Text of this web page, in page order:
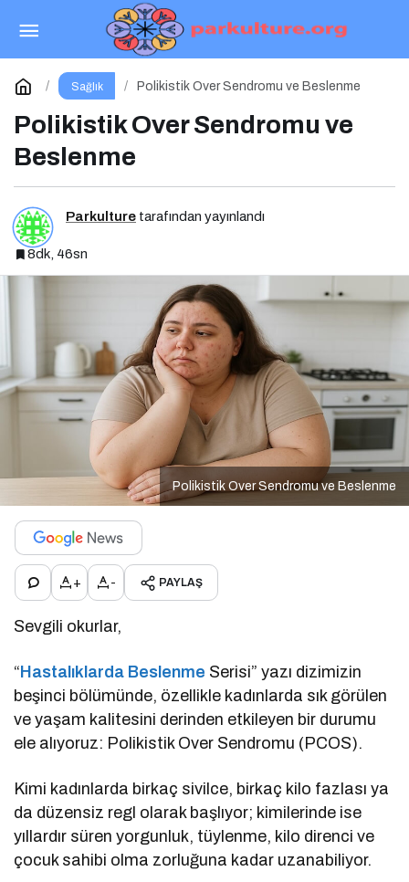
Sağlık Polikistik Over Sendromu ve Beslenme
Polikistik Over Sendromu ve
Beslenme
Parkulture tarafından yayınlandı
8dk, 46sn
Polikistik Over Sendromu ve Beslenme
+ - PAYLAŞ
Sevgili okurlar,
“ Hastalıklarda Beslenme Serisi” yazı dizimizin
beşinci bölümünde, özellikle kadınlarda sık görülen
ve yaşam kalitesini derinden etkileyen bir durumu
ele alıyoruz: Polikistik Over Sendromu (PCOS).
Kimi kadınlarda birkaç sivilce, birkaç kilo fazlası ya
da düzensiz regl olarak başlıyor; kimilerinde ise
yıllardır süren yorgunluk, tüylenme, kilo direnci ve
çocuk sahibi olma zorluğuna kadar uzanabiliyor.
Tiroid Hastalıklarında Beslenme
Yorum Yap